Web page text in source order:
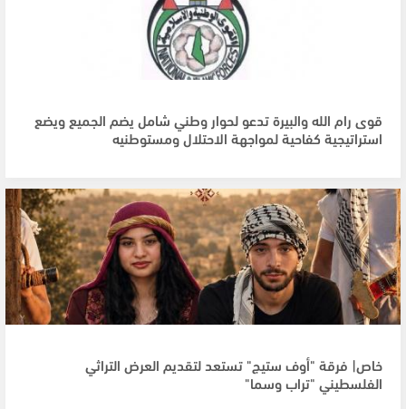
قوى رام الله والبيرة تدعو لحوار وطني شامل يضم الجميع ويضع
استراتيجية كفاحية لمواجهة الاحتلال ومستوطنيه
خاص| فرقة "أوف ستيج" تستعد لتقديم العرض التراثي
الفلسطيني "تراب وسما"